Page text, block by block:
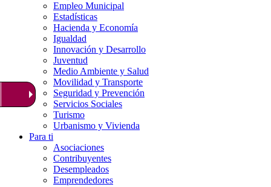
Empleo Municipal
Estadísticas
Hacienda y Economía
Igualdad
Innovación y Desarrollo
Juventud
Medio Ambiente y Salud
Movilidad y Transporte
Seguridad y Prevención
Servicios Sociales
Turismo
Urbanismo y Vivienda
Para ti
Asociaciones
Contribuyentes
Desempleados
Emprendedores